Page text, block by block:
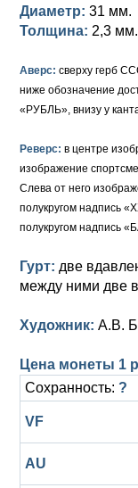
Диаметр: 31 мм.
Толщина: 2,3 мм.
Аверс: сверху герб
ниже обозначение
«РУБЛЬ», внизу у
Реверс: в центре
изображение
Слева от него
полукругом надпись
полукругом надпись
Гурт: две
между ними две
Художник: А.В.
Цена монеты 1
Сохранность: ?
VF
AU